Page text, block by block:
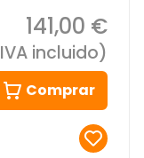
141,00 €
incluido)
Comprar